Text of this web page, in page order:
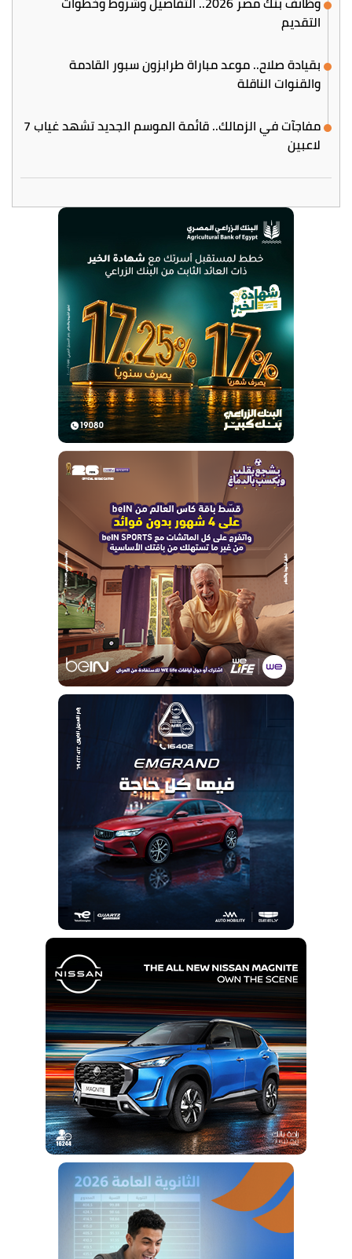
التقديم
بقيادة صلاح.. موعد مباراة طرابزون سبور القادمة
والقنوات الناقلة
مفاجآت في الزمالك.. قائمة الموسم الجديد تشهد غياب 7
لاعبين